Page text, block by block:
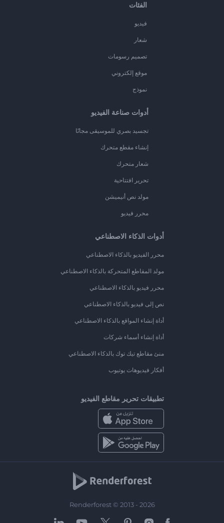
الفئات
فيديو
شعار
تصميم رسومات
موقع إلكتروني
نموذج
أدوات صناعة الفيديو
تجسيد بصري للموسيقى مجانًا
إنشاء مقطع متحرك
شعار متحرك
تحرير افتتاحية
مولد نص أنيميشن
محرر فيديو
أدوات الذكاء الاصطناعي
محرر الفيديو بالذكاء الاصطناعي
مولد المقاطع المتحركة بالذكاء الاصطناعي
محرر فيديو بالذكاء الاصطناعي
نص إلى فيديو بالذكاء الاصطناعي
أداة إنشاء المواقع بالذكاء الاصطناعي
أداة إنشاء أسماء شركات
منئ مقاطع تيك توك بالذكاء الاصطناعي
أفكار فيديوهات يوتيوب
تطبيقات تحرير مقاطع الفيديو
Renderforest © 2013 - 2026